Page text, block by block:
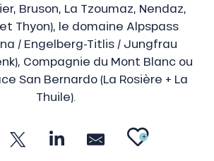
Bruson, La Tzoumaz, Nendaz,
Thyon), le domaine Alpspass
/ Engelberg-Titlis / Jungfrau
Compagnie du Mont Blanc ou
San Bernardo (La Rosière + La
Thuile).